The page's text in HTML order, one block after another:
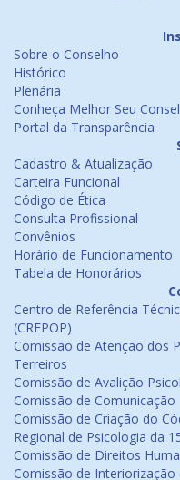
Sobre o Conselho
Histórico
Plenária
Conheça Melhor Seu
Portal da Transparência
Cadastro & Atualização
Carteira Funcional
Código de Ética
Consulta Profissional
Convênios
Horário de Funcionamento
Tabela de Honorários
Centro de Referência
(CREPOP)
Comissão de Atenção dos
Terreiros
Comissão de Avalição
Comissão de Comunicação
Comissão de Criação do
Regional de Psicologia da
Comissão de Direitos
Comissão de Interiorização